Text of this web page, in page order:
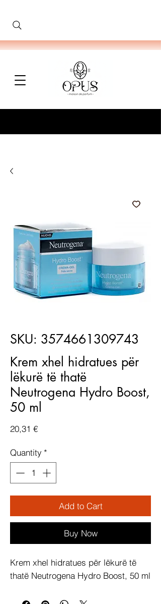
SKU: 3574661309743
Krem xhel hidratues për
lëkurë të thatë
Neutrogena Hydro Boost,
50 ml
20,31 €Price
Quantity *
Add to Cart
Buy Now
Krem xhel hidratues për lëkurë të
thatë Neutrogena Hydro Boost, 50 ml